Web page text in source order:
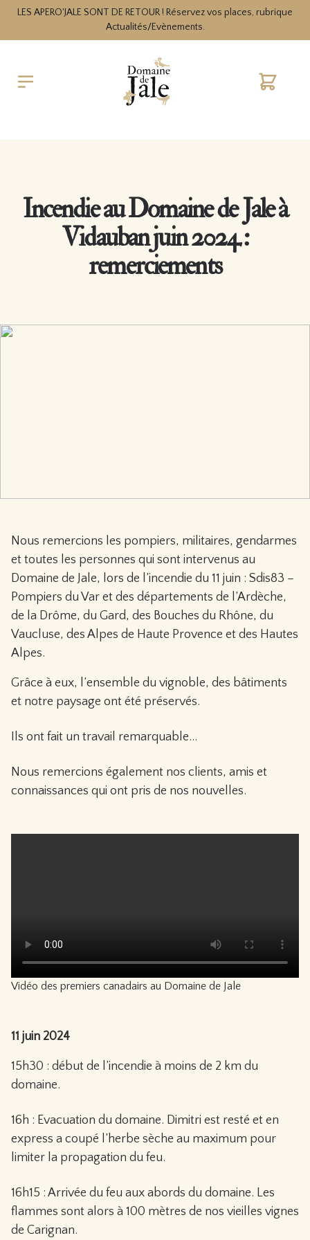
LES APERO'JALE SONT DE RETOUR ! Réservez vos places, rubrique
Actualités/Evènements.
Cart
Incendie au Domaine de Jale à
Vidauban juin 2024 :
remerciements
Nous remercions les pompiers, militaires, gendarmes
et toutes les personnes qui sont intervenus au
Domaine de Jale, lors de l’incendie du 11 juin : Sdis83 –
Pompiers du Var et des départements de l’Ardèche,
de la Drôme, du Gard, des Bouches du Rhône, du
Vaucluse, des Alpes de Haute Provence et des Hautes
Alpes.
Grâce à eux, l’ensemble du vignoble, des bâtiments
et notre paysage ont été préservés.
Ils ont fait un travail remarquable…
Nous remercions également nos clients, amis et
connaissances qui ont pris de nos nouvelles.
Vidéo des premiers canadairs au Domaine de Jale
11 juin 2024
15h30 : début de l’incendie à moins de 2 km du
domaine.
16h : Evacuation du domaine. Dimitri est resté et en
express a coupé l’herbe sèche au maximum pour
limiter la propagation du feu.
16h15 : Arrivée du feu aux abords du domaine. Les
flammes sont alors à 100 mètres de nos vieilles vignes
de Carignan.